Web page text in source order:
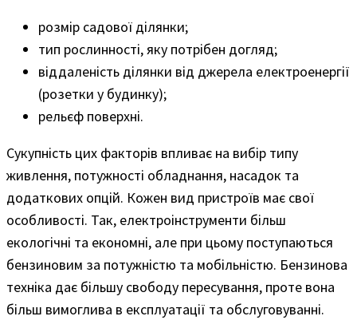
розмір садової ділянки;
тип рослинності, яку потрібен догляд;
віддаленість ділянки від джерела електроенергії
(розетки у будинку);
рельєф поверхні.
Сукупність цих факторів впливає на вибір типу
живлення, потужності обладнання, насадок та
додаткових опцій. Кожен вид пристроїв має свої
особливості. Так, електроінструменти більш
екологічні та економні, але при цьому поступаються
бензиновим за потужністю та мобільністю. Бензинова
техніка дає більшу свободу пересування, проте вона
більш вимоглива в експлуатації та обслуговуванні.